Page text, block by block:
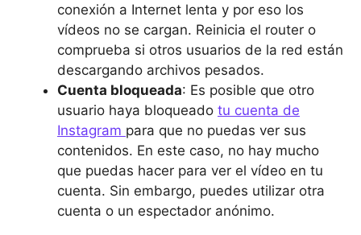
conexión a Internet lenta y por eso los
vídeos no se cargan. Reinicia el router o
comprueba si otros usuarios de la red están
descargando archivos pesados.
Cuenta bloqueada: Es posible que otro
usuario haya bloqueado tu cuenta de
Instagram para que no puedas ver sus
contenidos. En este caso, no hay mucho
que puedas hacer para ver el vídeo en tu
cuenta. Sin embargo, puedes utilizar otra
cuenta o un espectador anónimo.